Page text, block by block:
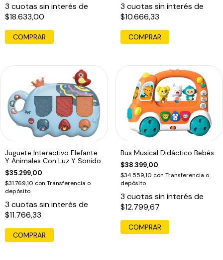
3 cuotas sin interés de
$18.633,00
3 cuotas sin interés de
$10.666,33
Juguete Interactivo Elefante
Y Animales Con Luz Y Sonido
$35.299,00
$31.769,10 con Transferencia o
depósito
3 cuotas sin interés de
$11.766,33
Bus Musical Didáctico Bebés
$38.399,00
$34.559,10 con Transferencia o
depósito
3 cuotas sin interés de
$12.799,67